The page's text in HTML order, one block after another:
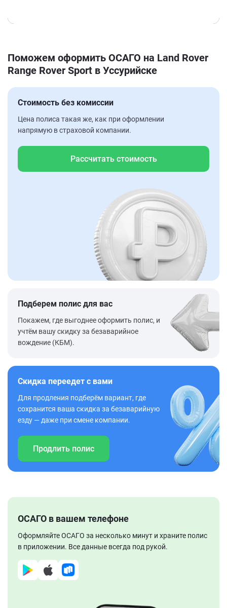
Поможем оформить ОСАГО на Land Rover
Range Rover Sport в Уссурийске
Стоимость без комиссии
Цена полиса такая же, как при оформлении
напрямую в страховой компании.
Рассчитать стоимость
Подберем полис для вас
Покажем, где выгоднее оформить полис, и
учтём вашу скидку за безаварийное
вождение (КБМ).
Скидка переедет с вами
Для продления подберём вариант, где
сохранится ваша скидка за безаварийную
езду — даже при смене компании.
Продлить полис
ОСАГО в вашем телефоне
Оформляйте ОСАГО за несколько минут и храните полис
в приложении. Все данные всегда под рукой.